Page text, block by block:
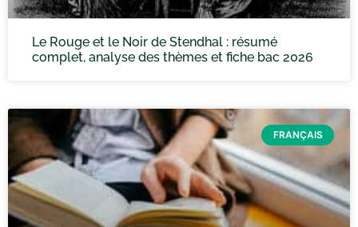
Le Rouge et le Noir de Stendhal : résumé
complet, analyse des thèmes et fiche bac 2026
FRANÇAIS